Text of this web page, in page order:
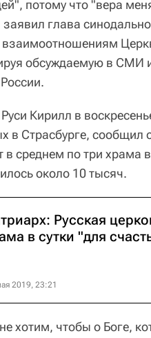
потому что "вера
глава
взаимоотношениям
обсуждаемую в СМИ и
Кирилл в
в Страсбурге, сообщил
среднем по три храма
около 10 тысяч.
Русская
в сутки "для
2019, 23:21
хотим, чтобы о Боге,